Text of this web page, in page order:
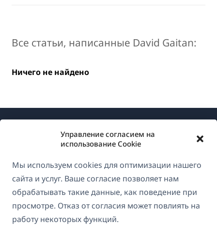
Управление согласием на
использование Cookie
Мы используем cookies для оптимизации нашего
сайта и услуг. Ваше согласие позволяет нам
обрабатывать такие данные, как поведение при
просмотре. Отказ от согласия может повлиять на
работу некоторых функций.
Все статьи, написанные David Gaitan:
Ничего не найдено
О WPML
GDPR и политика конфиденциальности
Присоединяйтесь к нашей команде
(открывается